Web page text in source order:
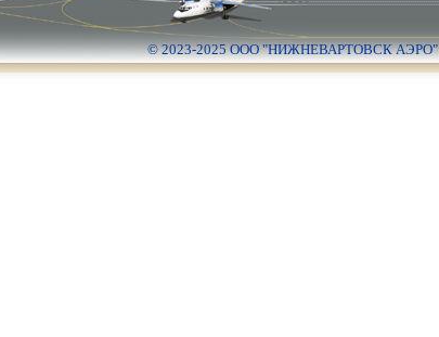
© 2023-2025 ООО "НИЖНЕВАРТОВСК АЭРО"